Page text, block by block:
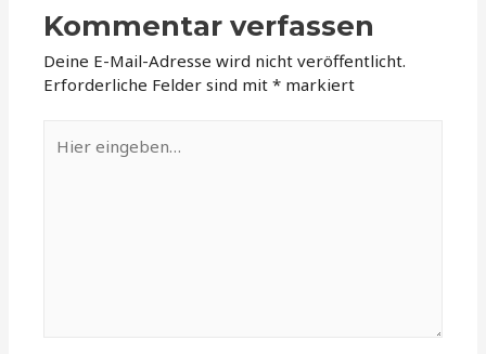
Kommentar verfassen
Deine E-Mail-Adresse wird nicht veröffentlicht.
Erforderliche Felder sind mit* markiert
eingeben…